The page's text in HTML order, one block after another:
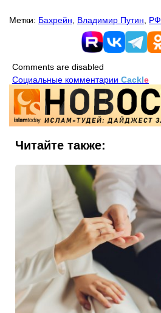
Метки: Бахрейн Владимир Путин РФ
Comments are disabled
Социальные комментарии Cackle
Читайте также: